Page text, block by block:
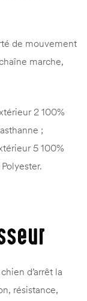
de mouvement
marche,
2 100%
;
5 100%
d’arrêt la
résistance,